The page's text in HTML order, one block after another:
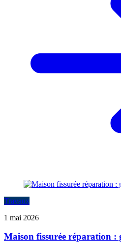
Travaux
1 mai 2026
Maison fissurée réparation